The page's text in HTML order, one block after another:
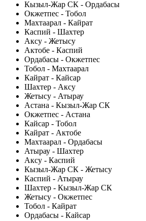
Кызыл-Жар СК - Ордабасы
Окжетпес - Тобол
Махтаарал - Кайрат
Каспий - Шахтер
Аксу - Жетысу
Актобе - Каспий
Ордабасы - Окжетпес
Тобол - Махтаарал
Кайрат - Кайсар
Шахтер - Аксу
Жетысу - Атырау
Астана - Кызыл-Жар СК
Окжетпес - Астана
Кайсар - Тобол
Кайрат - Актобе
Махтаарал - Ордабасы
Атырау - Шахтер
Аксу - Каспий
Кызыл-Жар СК - Жетысу
Каспий - Атырау
Шахтер - Кызыл-Жар СК
Жетысу - Окжетпес
Тобол - Кайрат
Ордабасы - Кайсар